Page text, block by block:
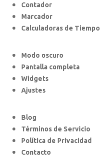
Contador
Marcador
Calculadoras de Tiempo
Modo oscuro
Pantalla completa
Widgets
Ajustes
Blog
Términos de Servicio
Política de Privacidad
Contacto